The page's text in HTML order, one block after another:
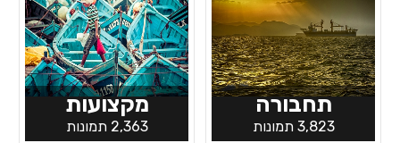
תחבורה
3,823 תמונות
מקצועות
2,363 תמונות